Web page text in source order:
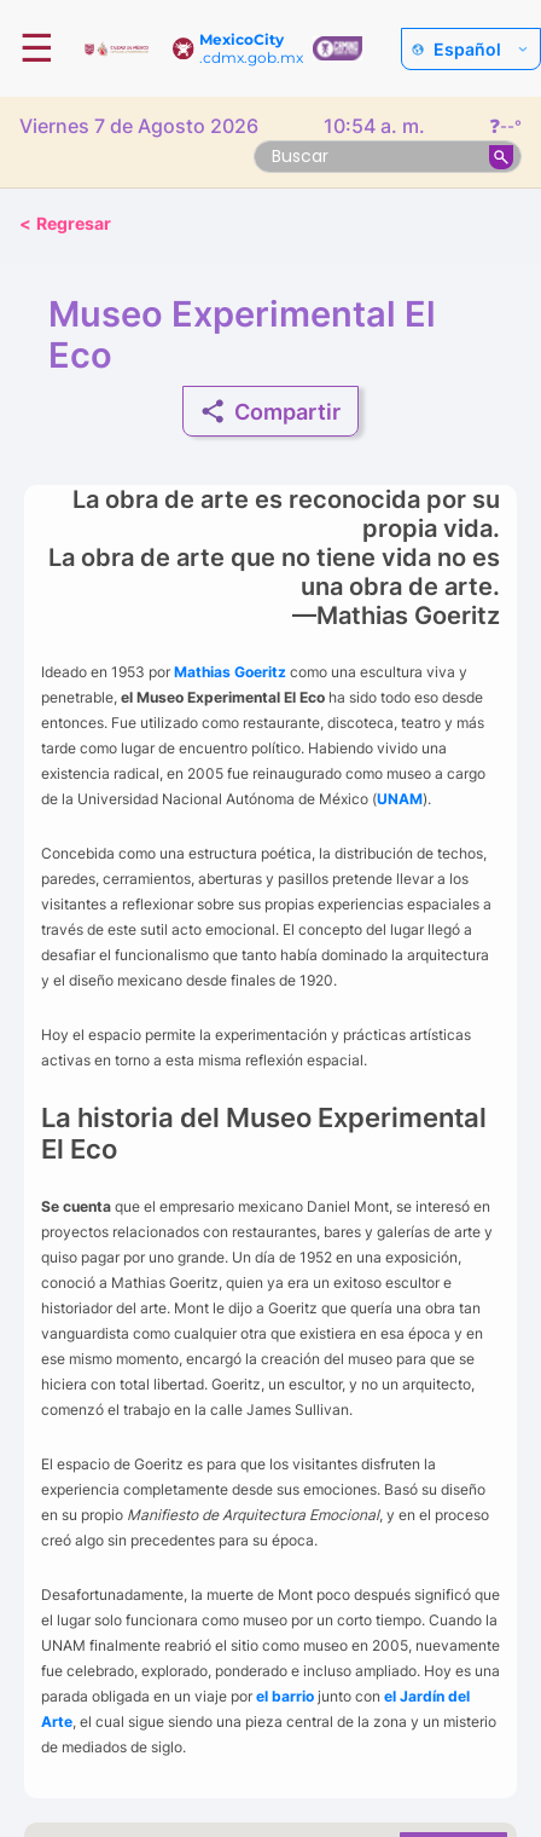
MexicoCity
.cdmx.gob.mx
☰ Español
Viernes 7 de Agosto 2026 10:54 a. m. ❓--°
< Regresar
Museo Experimental El
Eco
Compartir
La obra de arte es reconocida por su
propia vida.
La obra de arte que no tiene vida no es
una obra de arte.
—Mathias Goeritz
Ideado en 1953 por Mathias Goeritz como una escultura viva y
penetrable, el Museo Experimental El Eco ha sido todo eso desde
entonces. Fue utilizado como restaurante, discoteca, teatro y más
tarde como lugar de encuentro político. Habiendo vivido una
existencia radical, en 2005 fue reinaugurado como museo a cargo
de la Universidad Nacional Autónoma de México (UNAM).
Concebida como una estructura poética, la distribución de techos,
paredes, cerramientos, aberturas y pasillos pretende llevar a los
visitantes a reflexionar sobre sus propias experiencias espaciales a
través de este sutil acto emocional. El concepto del lugar llegó a
desafiar el funcionalismo que tanto había dominado la arquitectura
y el diseño mexicano desde finales de 1920.
Hoy el espacio permite la experimentación y prácticas artísticas
activas en torno a esta misma reflexión espacial.
La historia del Museo Experimental
El Eco
Se cuenta que el empresario mexicano Daniel Mont, se interesó en
proyectos relacionados con restaurantes, bares y galerías de arte y
quiso pagar por uno grande. Un día de 1952 en una exposición,
conoció a Mathias Goeritz, quien ya era un exitoso escultor e
historiador del arte. Mont le dijo a Goeritz que quería una obra tan
vanguardista como cualquier otra que existiera en esa época y en
ese mismo momento, encargó la creación del museo para que se
hiciera con total libertad. Goeritz, un escultor, y no un arquitecto,
comenzó el trabajo en la calle James Sullivan.
El espacio de Goeritz es para que los visitantes disfruten la
experiencia completamente desde sus emociones. Basó su diseño
en su propio Manifiesto de Arquitectura Emocional, y en el proceso
creó algo sin precedentes para su época.
Desafortunadamente, la muerte de Mont poco después significó que
el lugar solo funcionara como museo por un corto tiempo. Cuando la
UNAM finalmente reabrió el sitio como museo en 2005, nuevamente
fue celebrado, explorado, ponderado e incluso ampliado. Hoy es una
parada obligada en un viaje por el barrio junto con el Jardín del
Arte, el cual sigue siendo una pieza central de la zona y un misterio
de mediados de siglo.